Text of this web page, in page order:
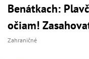
Benátkach:
očiam!
Zahraničné